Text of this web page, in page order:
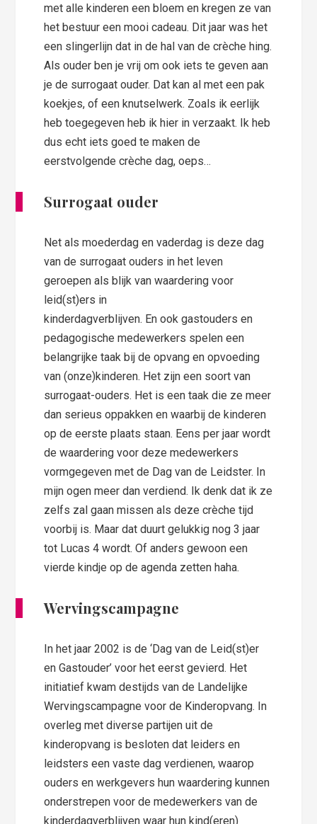
met alle kinderen een bloem en kregen ze van
het bestuur een mooi cadeau. Dit jaar was het
een slingerlijn dat in de hal van de crèche hing.
Als ouder ben je vrij om ook iets te geven aan
je de surrogaat ouder. Dat kan al met een pak
koekjes, of een knutselwerk. Zoals ik eerlijk
heb toegegeven heb ik hier in verzaakt. Ik heb
dus echt iets goed te maken de
eerstvolgende crèche dag, oeps…
Surrogaat ouder
Net als moederdag en vaderdag is deze dag
van de surrogaat ouders in het leven
geroepen als blijk van waardering voor
leid(st)ers in
kinderdagverblijven. En ook gastouders en
pedagogische medewerkers spelen een
belangrijke taak bij de opvang en opvoeding
van (onze)kinderen. Het zijn een soort van
surrogaat-ouders. Het is een taak die ze meer
dan serieus oppakken en waarbij de kinderen
op de eerste plaats staan. Eens per jaar wordt
de waardering voor deze medewerkers
vormgegeven met de Dag van de Leidster. In
mijn ogen meer dan verdiend. Ik denk dat ik ze
zelfs zal gaan missen als deze crèche tijd
voorbij is. Maar dat duurt gelukkig nog 3 jaar
tot Lucas 4 wordt. Of anders gewoon een
vierde kindje op de agenda zetten haha.
Wervingscampagne
In het jaar 2002 is de ‘Dag van de Leid(st)er
en Gastouder’ voor het eerst gevierd. Het
initiatief kwam destijds van de Landelijke
Wervingscampagne voor de Kinderopvang. In
overleg met diverse partijen uit de
kinderopvang is besloten dat leiders en
leidsters een vaste dag verdienen, waarop
ouders en werkgevers hun waardering kunnen
onderstrepen voor de medewerkers van de
kinderdagverblijven waar hun kind(eren)